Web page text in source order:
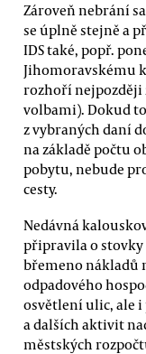
Zároveň nebrání
se úplně stejně a
IDS také, popř.
Jihomoravskému
rozhoří nejpozději
volbami). Dokud
z vybraných daní
na základě počtu
pobytu, nebude
cesty.
Nedávná
připravila o
břemeno nákladů
odpadového
osvětlení ulic, ale
a dalších aktivit
městských